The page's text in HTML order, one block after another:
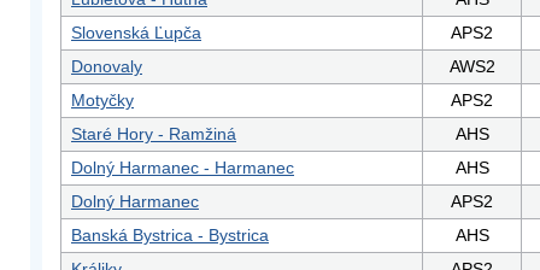
Slovenská Ľupča
APS2
Donovaly
AWS2
Motyčky
APS2
Staré Hory - Ramžiná
AHS
Dolný Harmanec - Harmanec
AHS
Dolný Harmanec
APS2
Banská Bystrica - Bystrica
AHS